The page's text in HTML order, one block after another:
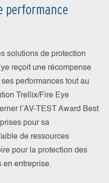
performance
solutions de protection
reçoit une récompense
performances tout au
Trellix/Fire Eye
l’AV-TEST Award Best
pour sa
de ressources
pour la protection des
en entreprise.